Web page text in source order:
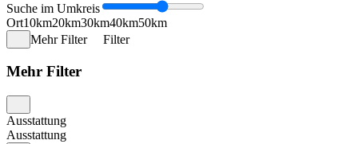
Suche im Umkreis
Ort10km20km30km40km50km
Mehr Filter
Filter
Mehr Filter
Ausstattung
Ausstattung